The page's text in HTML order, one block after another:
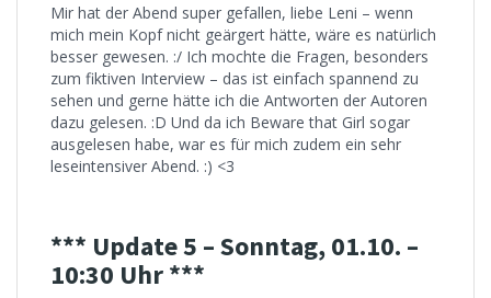
Mir hat der Abend super gefallen, liebe Leni – wenn
mich mein Kopf nicht geärgert hätte, wäre es natürlich
besser gewesen. :/ Ich mochte die Fragen, besonders
zum fiktiven Interview – das ist einfach spannend zu
sehen und gerne hätte ich die Antworten der Autoren
dazu gelesen. :D Und da ich Beware that Girl sogar
ausgelesen habe, war es für mich zudem ein sehr
leseintensiver Abend. :) <3
*** Update 5 – Sonntag, 01.10. –
10:30 Uhr ***